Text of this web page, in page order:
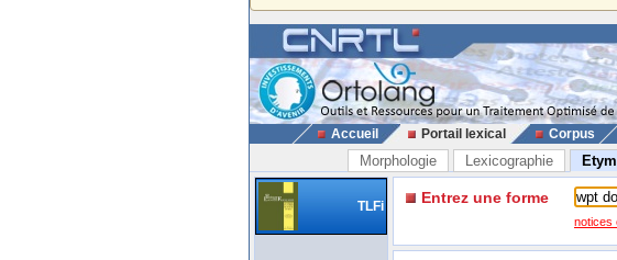
Accueil Portail lexical Corpus
Morphologie Lexicographie
TLFi Entrez une forme
notices